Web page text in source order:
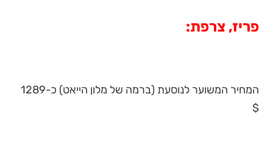
פריז, צרפת:
המחיר המשוער לנוסעת (ברמה של מלון הייאט) כ-1289
$